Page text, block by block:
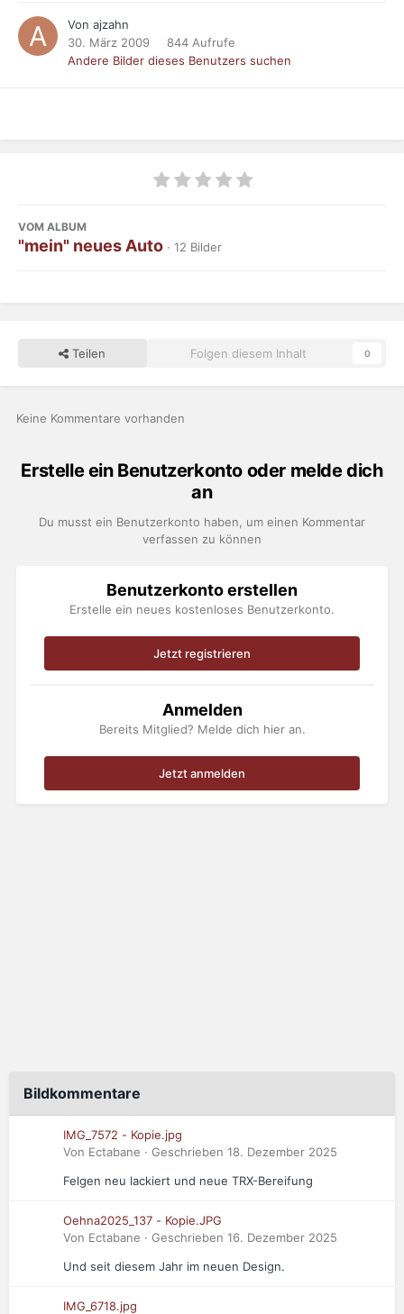
Von ajzahn
30. März 2009
844 Aufrufe
Andere Bilder dieses Benutzers suchen
VOM ALBUM
"mein" neues Auto · 12 Bilder
Teilen Folgen diesem Inhalt 0
Keine Kommentare vorhanden
Erstelle ein Benutzerkonto oder melde dich
an
Du musst ein Benutzerkonto haben, um einen Kommentar
verfassen zu können
Benutzerkonto erstellen
Erstelle ein neues kostenloses Benutzerkonto.
Jetzt registrieren
Anmelden
Bereits Mitglied? Melde dich hier an.
Jetzt anmelden
Bildkommentare
IMG_7572 - Kopie.jpg
Von Ectabane · Geschrieben 18. Dezember 2025
Felgen neu lackiert und neue TRX-Bereifung
Oehna2025_137 - Kopie.JPG
Von Ectabane · Geschrieben 16. Dezember 2025
Und seit diesem Jahr im neuen Design.
IMG_6718.jpg